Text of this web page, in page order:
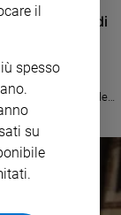
si spende di
si investiranno
per i prodotti
le città d'arte e le
è l'Austria.
il
spesso
su